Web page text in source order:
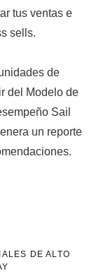
tus ventas e
sells.
de
del Modelo de
Sail
un reporte
DE ALTO